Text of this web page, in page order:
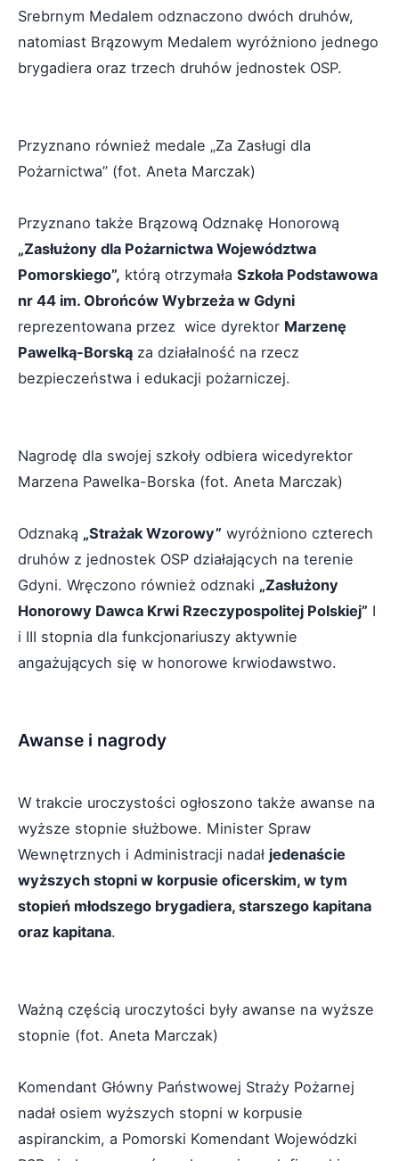
Srebrnym Medalem odznaczono dwóch druhów,
natomiast Brązowym Medalem wyróżniono jednego
brygadiera oraz trzech druhów jednostek OSP.
Przyznano również medale „Za Zasługi dla
Pożarnictwa” (fot. Aneta Marczak)
Przyznano także Brązową Odznakę Honorową
„Zasłużony dla Pożarnictwa Województwa
Pomorskiego”, którą otrzymała Szkoła Podstawowa
nr 44 im. Obrońców Wybrzeża w Gdyni
reprezentowana przez wice dyrektor Marzenę
Pawelką-Borską za działalność na rzecz
bezpieczeństwa i edukacji pożarniczej.
Nagrodę dla swojej szkoły odbiera wicedyrektor
Marzena Pawelka-Borska (fot. Aneta Marczak)
Odznaką „Strażak Wzorowy” wyróżniono czterech
druhów z jednostek OSP działających na terenie
Gdyni. Wręczono również odznaki „Zasłużony
Honorowy Dawca Krwi Rzeczypospolitej Polskiej” I
i III stopnia dla funkcjonariuszy aktywnie
angażujących się w honorowe krwiodawstwo.
Awanse i nagrody
W trakcie uroczystości ogłoszono także awanse na
wyższe stopnie służbowe. Minister Spraw
Wewnętrznych i Administracji nadał jedenaście
wyższych stopni w korpusie oficerskim, w tym
stopień młodszego brygadiera, starszego kapitana
oraz kapitana.
Ważną częścią uroczytości były awanse na wyższe
stopnie (fot. Aneta Marczak)
Komendant Główny Państwowej Straży Pożarnej
nadał osiem wyższych stopni w korpusie
aspiranckim, a Pomorski Komendant Wojewódzki